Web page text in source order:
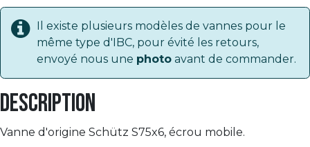
Il existe plusieurs modèles de vannes pour le
même type d'IBC, pour évité les retours,
envoyé nous une photo avant de commander.
Description
Vanne d'origine Schütz S75x6, écrou mobile.